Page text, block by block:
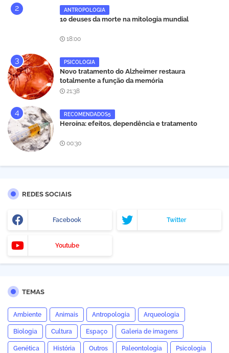
ANTROPOLOGIA
10 deuses da morte na mitologia mundial
18:00
PSICOLOGIA
Novo tratamento do Alzheimer restaura
totalmente a função da memória
21:38
RECOMENDADOS5
Heroína: efeitos, dependência e tratamento
00:30
REDES SOCIAIS
Facebook Twitter
Youtube
TEMAS
Ambiente Animais Antropologia Arqueologia
Biologia Cultura Espaço Galeria de imagens
Genética História Outros Paleontologia Psicologia